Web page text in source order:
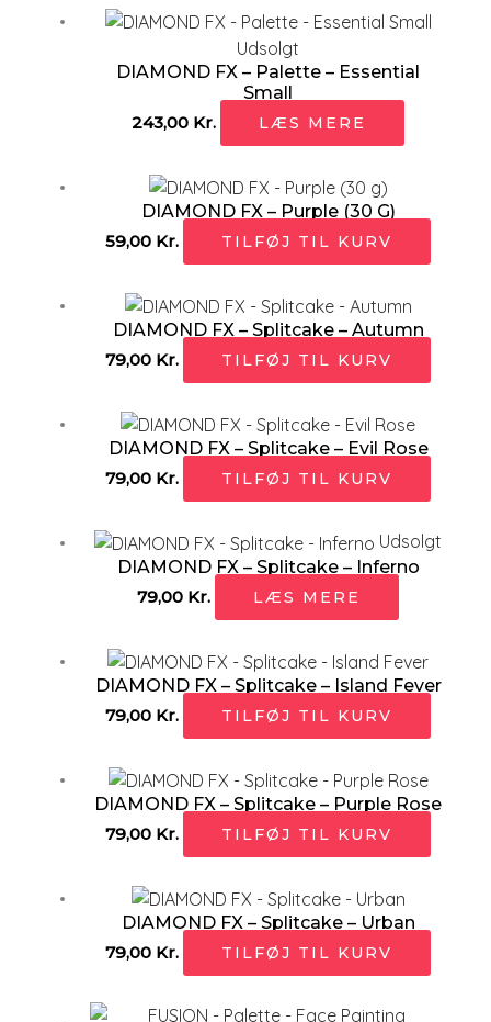
Udsolgt
DIAMOND FX – Palette – Essential
Small
243,00 Kr. LÆS MERE
DIAMOND FX – Purple (30 G)
59,00 Kr. TILFØJ TIL KURV
DIAMOND FX – Splitcake – Autumn
79,00 Kr. TILFØJ TIL KURV
DIAMOND FX – Splitcake – Evil Rose
79,00 Kr. TILFØJ TIL KURV
Udsolgt
DIAMOND FX – Splitcake – Inferno
79,00 Kr. LÆS MERE
DIAMOND FX – Splitcake – Island Fever
79,00 Kr. TILFØJ TIL KURV
DIAMOND FX – Splitcake – Purple Rose
79,00 Kr. TILFØJ TIL KURV
DIAMOND FX – Splitcake – Urban
79,00 Kr. TILFØJ TIL KURV